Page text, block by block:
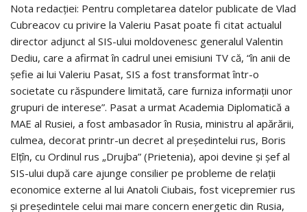
Nota redacției: Pentru completarea datelor publicate de Vlad
Cubreacov cu privire la Valeriu Pasat poate fi citat actualul
director adjunct al SIS-ului moldovenesc generalul Valentin
Dediu, care a afirmat în cadrul unei emisiuni TV că, “în anii de
șefie ai lui Valeriu Pasat, SIS a fost transformat într-o
societate cu răspundere limitată, care furniza informații unor
grupuri de interese”. Pasat a urmat Academia Diplomatică a
MAE al Rusiei, a fost ambasador în Rusia, ministru al apărării,
culmea, decorat printr-un decret al președintelui rus, Boris
Elțîn, cu Ordinul rus „Drujba” (Prietenia), apoi devine și șef al
SIS-ului după care ajunge consilier pe probleme de relații
economice externe al lui Anatoli Ciubais, fost vicepremier rus
și președintele celui mai mare concern energetic din Rusia,